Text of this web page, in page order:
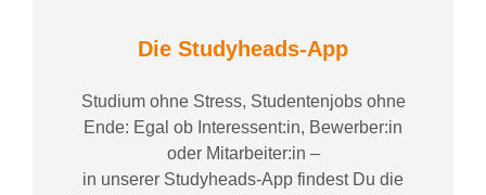
Die Studyheads-App
Studium ohne Stress, Studentenjobs ohne
Ende: Egal ob Interessent:in, Bewerber:in
oder Mitarbeiter:in –
in unserer Studyheads-App findest Du die